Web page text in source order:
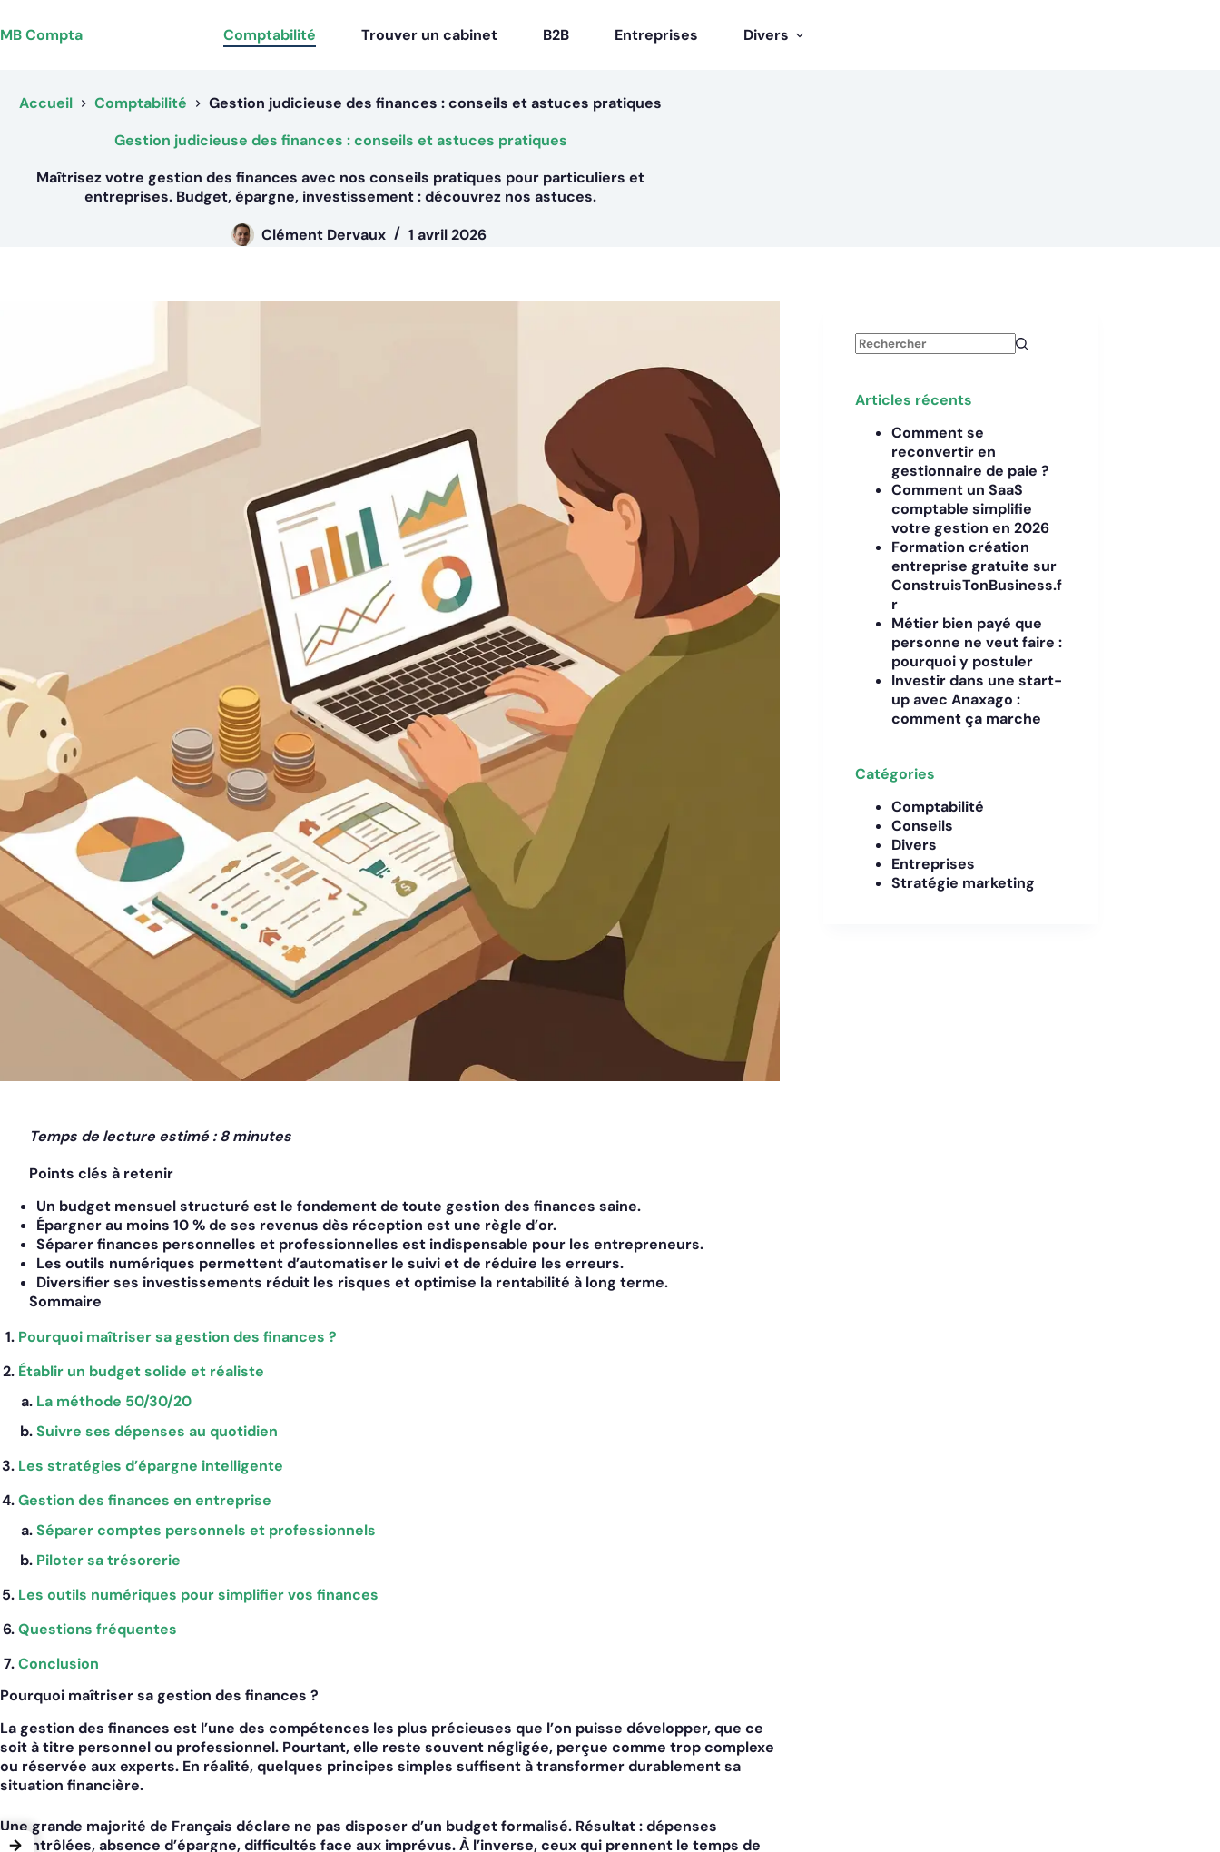
au
contenu
MB Compta Comptabilité Trouver un cabinet B2B Entreprises Divers
Accueil Comptabilité
Gestion judicieuse des finances : conseils et astuces pratiques
Gestion judicieuse des finances : conseils et astuces pratiques
Maîtrisez votre gestion des finances avec nos conseils pratiques pour particuliers et
entreprises. Budget, épargne, investissement : découvrez nos astuces.
Clément Dervaux
1 avril 2026
Temps de lecture estimé : 8 minutes
Points clés à retenir
Un budget mensuel structuré est le fondement de toute gestion des finances saine.
Épargner au moins 10 % de ses revenus dès réception est une règle d’or.
Séparer finances personnelles et professionnelles est indispensable pour les entrepreneurs.
Les outils numériques permettent d’automatiser le suivi et de réduire les erreurs.
Diversifier ses investissements réduit les risques et optimise la rentabilité à long terme.
Sommaire
Pourquoi maîtriser sa gestion des finances ?
Établir un budget solide et réaliste
La méthode 50/30/20
Suivre ses dépenses au quotidien
Les stratégies d’épargne intelligente
Gestion des finances en entreprise
Séparer comptes personnels et professionnels
Piloter sa trésorerie
Les outils numériques pour simplifier vos finances
Questions fréquentes
Conclusion
Pourquoi maîtriser sa gestion des finances ?
Lagestion des finances est l’une des compétences les plus précieuses que l’on puisse développer, que ce
soit à titre personnel ou professionnel. Pourtant, elle reste souvent négligée, perçue comme trop complexe
ou réservée aux experts. En réalité, quelques principes simples suffisent à transformer durablement sa
situation financière.
Une grande majorité de Français déclare ne pas disposer d’un budget formalisé. Résultat : dépenses
incontrôlées, absence d’épargne, difficultés face aux imprévus. À l’inverse, ceux qui prennent le temps de
Articles récents
Comment se
reconvertir en
gestionnaire de paie ?
Comment un SaaS
comptable simplifie
votre gestion en 2026
Formation création
entreprise gratuite sur
ConstruisTonBusiness.f
r
Métier bien payé que
personne ne veut faire :
pourquoi y postuler
Investir dans une start-
up avec Anaxago :
comment ça marche
Catégories
Comptabilité
Conseils
Divers
Entreprises
Stratégie marketing
→